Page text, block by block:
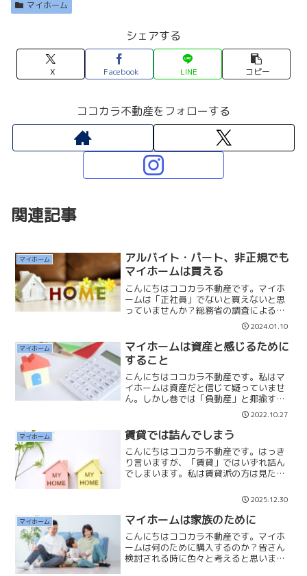
マイホーム
シェアする
X Facebook LINE コピー
ココカラ不動産をフォローする
関連記事
マイホーム
アルバイト・パート、非正規でも
マイホームは買える
こんにちはココカラ不動産です。マイホ
ームは「正社員」でないと買えないと思
っていませんか？総務省の調査による
と、役員を除く雇用者のうち正規雇用者
の割合は63.1％、非正規雇用者の割合は
36.9％となっております。非正規雇用者
2,101万人のう...
2024.01.10
マイホーム
マイホームは資産と感じるために
すること
こんにちはココカラ不動産です。私はマ
イホームは資産だと信じて疑っていませ
ん。しかし巷では「負動産」と揶揄する
方もいます。確かに甘い考えでマイホー
ムを購入して、定年を過ぎても住宅ロー
ンを支払い続ける計画を組んでいれば破
綻もします。マイホームが...
2022.10.27
マイホーム 賃貸では詰んでしまう
こんにちはココカラ不動産です。はっき
り言いますが、「賃貸」ではいずれ詰ん
でしまいます。私は賃貸派の方は見たく
思っています。「賃貸派の方は老後の生
活を考えたことはありますか？」賃貸の
まま５０代、６０代に突入...
2025.12.30
マイホーム マイホームは家族のために
こんにちはココカラ不動産です。マイホ
ームは何のために購入するのか？皆さん
検討される時に色々と考えると思いま